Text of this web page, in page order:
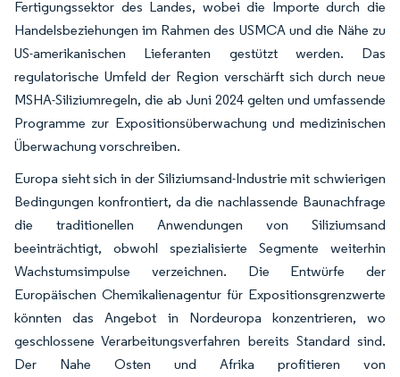
Fertigungssektor des Landes, wobei die Importe durch die
Handelsbeziehungen im Rahmen des USMCA und die Nähe zu
US-amerikanischen Lieferanten gestützt werden. Das
regulatorische Umfeld der Region verschärft sich durch neue
MSHA-Siliziumregeln, die ab Juni 2024 gelten und umfassende
Programme zur Expositionsüberwachung und medizinischen
Überwachung vorschreiben.
Europa sieht sich in der Siliziumsand-Industrie mit schwierigen
Bedingungen konfrontiert, da die nachlassende Baunachfrage
die traditionellen Anwendungen von Siliziumsand
beeinträchtigt, obwohl spezialisierte Segmente weiterhin
Wachstumsimpulse verzeichnen. Die Entwürfe der
Europäischen Chemikalienagentur für Expositionsgrenzwerte
könnten das Angebot in Nordeuropa konzentrieren, wo
geschlossene Verarbeitungsverfahren bereits Standard sind.
Der Nahe Osten und Afrika profitieren von